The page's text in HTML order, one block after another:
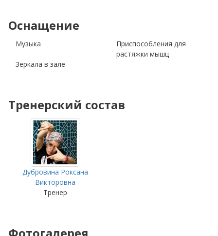
Оснащение
Музыка
Приспособления для
растяжки мышц
Зеркала в зале
Тренерский состав
Дубровина Роксана
Викторовна
Тренер